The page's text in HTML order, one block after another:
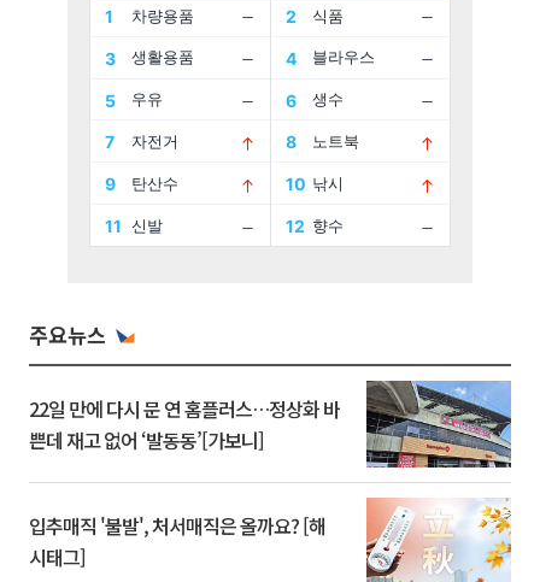
주요뉴스
22일 만에 다시 문 연 홈플러스…정상화 바
쁜데 재고 없어 ‘발동동’[가보니]
입추매직 '불발', 처서매직은 올까요? [해
시태그]